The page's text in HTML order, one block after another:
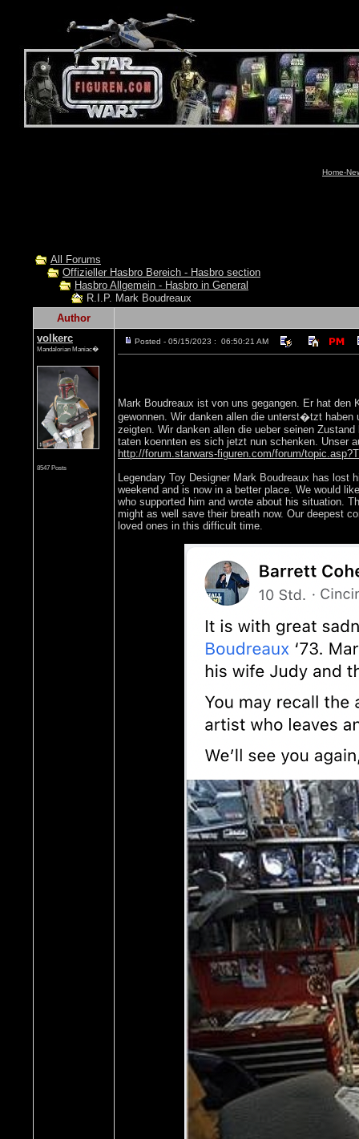
Home-
All Forums
Offizieller Hasbro Bereich - Hasbro section
Hasbro Allgemein - Hasbro in General
R.I.P. Mark Boudreaux
Author
volkerc
Mandalorian Maniac�
8547 Posts
Posted - 05/15/2023 : 06:50:21 AM
Mark Boudreaux ist von uns gegangen. Er hat den
gewonnen. Wir danken allen die unterst�tzt haben
zeigten. Wir danken allen die ueber seinen
taten koennten es sich jetzt nun schenken. Unser
http://forum.starwars-figuren.com/forum/
Legendary Toy Designer Mark Boudreaux has lost
weekend and is now in a better place. We would
who supported him and wrote about his situation.
might as well save their breath now. Our deepest
loved ones in this difficult time.